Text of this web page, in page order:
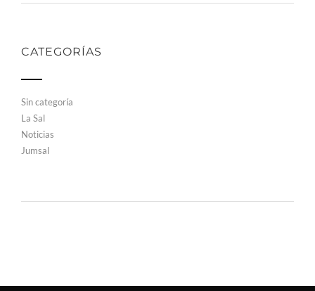
CATEGORÍAS
Sin categoría
La Sal
Noticias
Jumsal